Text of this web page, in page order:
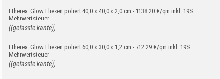
Ethereal Glow Fliesen poliert 40,0 x 40,0 x 2,0 cm - 1138.20 €/qm inkl. 19%
Mehrwertsteuer
((gefasste kante))
Ethereal Glow Fliesen poliert 60,0 x 30,0 x 1,2 cm - 712.29 €/qm inkl. 19%
Mehrwertsteuer
((gefasste kante))